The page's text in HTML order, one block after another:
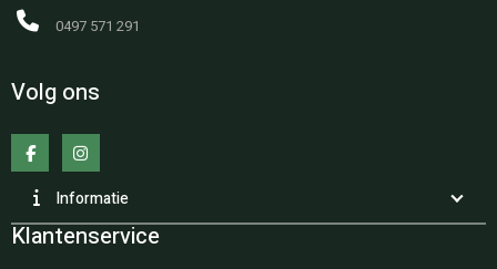
0497 571 291
Volg ons
Informatie
Klantenservice